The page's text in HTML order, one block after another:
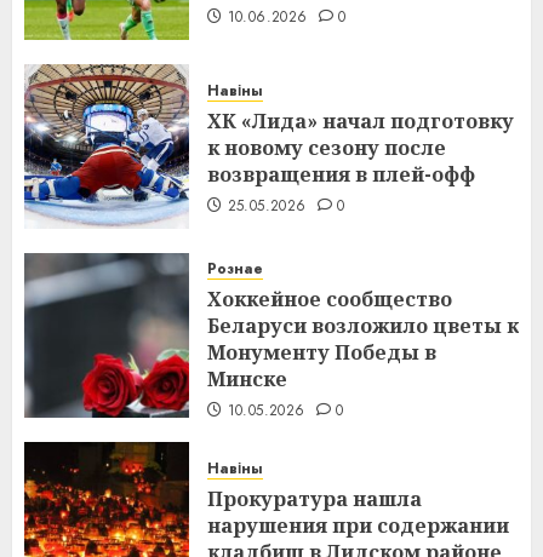
10.06.2026 0
Навіны
ХК «Лида» начал подготовку
к новому сезону после
возвращения в плей-офф
25.05.2026 0
Рознае
Хоккейное сообщество
Беларуси возложило цветы к
Монументу Победы в
Минске
10.05.2026 0
Навіны
Прокуратура нашла
нарушения при содержании